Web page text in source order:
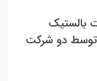
بالستیک
جدید به نام FLP-t 150 توسط دو شرکت